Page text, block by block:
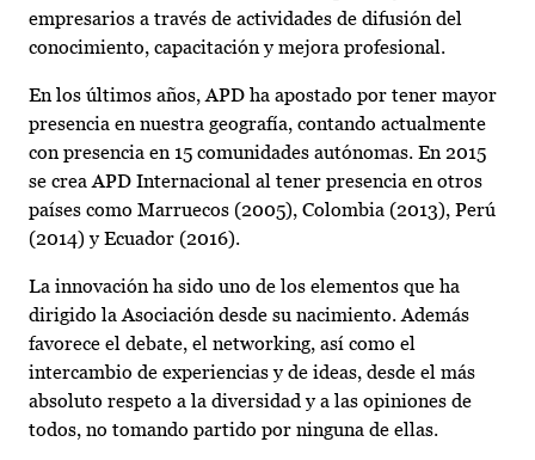
empresarios a través de actividades de difusión del
conocimiento, capacitación y mejora profesional.
En los últimos años, APD ha apostado por tener mayor
presencia en nuestra geografía, contando actualmente
con presencia en 15 comunidades autónomas. En 2015
se crea APD Internacional al tener presencia en otros
países como Marruecos (2005), Colombia (2013), Perú
(2014) y Ecuador (2016).
La innovación ha sido uno de los elementos que ha
dirigido la Asociación desde su nacimiento. Además
favorece el debate, el networking, así como el
intercambio de experiencias y de ideas, desde el más
absoluto respeto a la diversidad y a las opiniones de
todos, no tomando partido por ninguna de ellas.